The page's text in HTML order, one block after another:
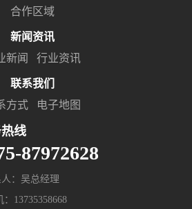
合作区域
新闻资讯
新闻
行业资讯
联系我们
方式
电子地图
线
87972628
：吴总经理
：13735358668